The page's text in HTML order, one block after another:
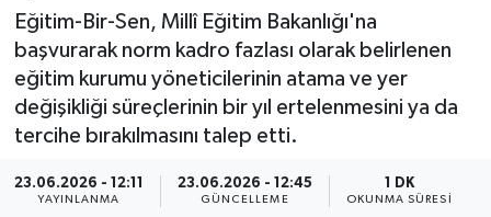
Eğitim-Bir-Sen, Millî Eğitim Bakanlığı'na
başvurarak norm kadro fazlası olarak belirlenen
eğitim kurumu yöneticilerinin atama ve yer
değişikliği süreçlerinin bir yıl ertelenmesini ya da
tercihe bırakılmasını talep etti.
23.06.2026 - 12:11
YAYINLANMA
23.06.2026 - 12:45
GÜNCELLEME
1 DK
OKUNMA SÜRESI
Sağlık
Si̇yaset
Spor
Yaşam
Son Dakika Haberleri
Haber Arşivi